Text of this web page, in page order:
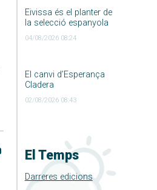
Eivissa és el planter de
la selecció espanyola
04/08/2026 08:24
El canvi d’Esperança
Cladera
02/08/2026 08:43
El Temps
Darreres edicions